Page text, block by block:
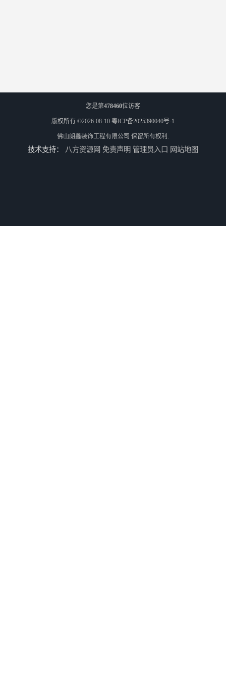
您是第478460位访客
版权所有 ©2026-08-10 粤ICP备2025390040号-1
佛山朗鑫装饰工程有限公司 保留所有权利.
技术支持： 八方资源网 免责声明 管理员入口 网站地图